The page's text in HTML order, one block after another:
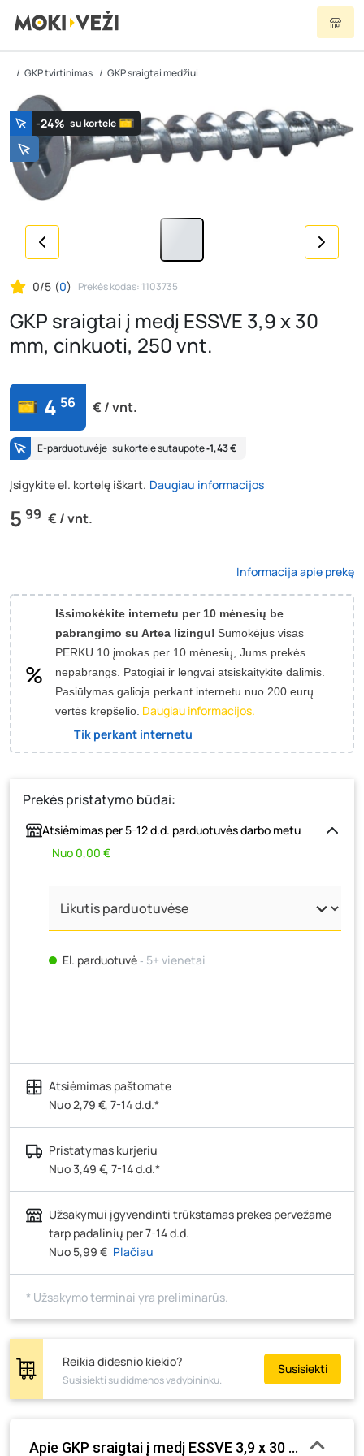
GKP tvirtinimas GKP sraigtai medžiui
-24% su kortele
0/5 (0) Prekės kodas: 1103735
GKP sraigtai į medį ESSVE 3,9 x 30
mm, cinkuoti, 250 vnt.
4 56 € / vnt.
E-parduotuvėje su kortele sutaupote‐1,43 €
Įsigykite el. kortelę iškart. Daugiau informacijos
5 99 € / vnt.
Informacija apie prekę
Išsimokėkite internetu per 10 mėnesių be
pabrangimo su Artea lizingu! Sumokėjus visas
PERKU 10 įmokas per 10 mėnesių, Jums prekės
nepabrangs. Patogiai ir lengvai atsiskaitykite dalimis.
Pasiūlymas galioja perkant internetu nuo 200 eurų
vertės krepšelio. Daugiau informacijos.
Tik perkant internetu
Prekės pristatymo būdai:
Atsiėmimas per 5-12 d.d. parduotuvės darbo metu
Nuo 0,00 €
El. parduotuvė‐ 5+ vienetai
Atsiėmimas paštomate
Nuo 2,79 €, 7-14 d.d.*
Pristatymas kurjeriu
Nuo 3,49 €, 7-14 d.d.*
Užsakymui įgyvendinti trūkstamas prekes pervežame
tarp padalinių per 7-14 d.d.
Nuo 5,99 € Plačiau
* Užsakymo terminai yra preliminarūs.
Reikia didesnio kiekio?
Susisiekti su didmenos vadybininku.
Susisiekti
Apie GKP sraigtai į medį ESSVE 3,9 x 30 mm,